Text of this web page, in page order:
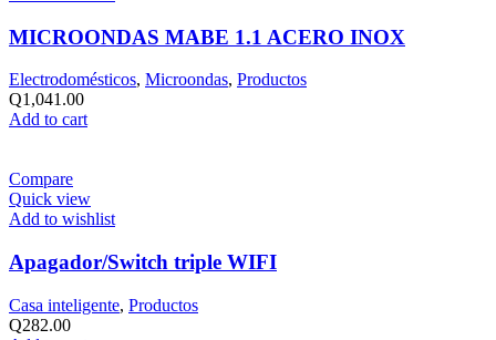
MICROONDAS MABE 1.1 ACERO INOX
Electrodomésticos, Microondas, Productos
Q1,041.00
Add to cart
Compare
Quick view
Add to wishlist
Apagador/Switch triple WIFI
Casa inteligente, Productos
Q282.00